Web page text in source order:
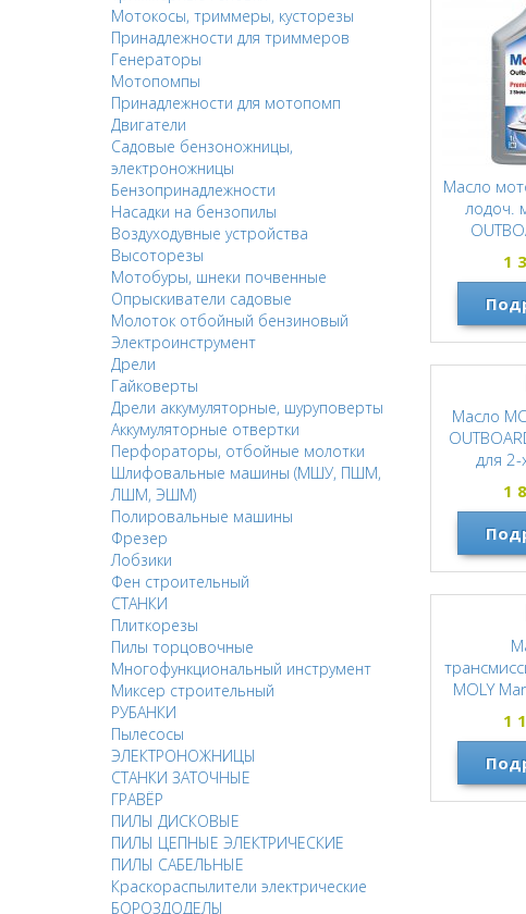
Мотокосы, триммеры, кусторезы
Принадлежности для триммеров
Генераторы
Мотопомпы
Принадлежности для мотопомп
Двигатели
Садовые бензоножницы,
электроножницы
Бензопринадлежности
Насадки на бензопилы
Воздуходувные устройства
Высоторезы
Мотобуры, шнеки почвенные
Опрыскиватели садовые
Молоток отбойный бензиновый
Электроинструмент
Дрели
Гайковерты
Дрели аккумуляторные, шуруповерты
Аккумуляторные отвертки
Перфораторы, отбойные молотки
Шлифовальные машины (МШУ, ПШМ,
ЛШМ, ЭШМ)
Полировальные машины
Фрезер
Лобзики
Фен строительный
СТАНКИ
Плиткорезы
Пилы торцовочные
Многофункциональный инструмент
Миксер строительный
РУБАНКИ
Пылесосы
ЭЛЕКТРОНОЖНИЦЫ
СТАНКИ ЗАТОЧНЫЕ
ГРАВЁР
ПИЛЫ ДИСКОВЫЕ
ПИЛЫ ЦЕПНЫЕ ЭЛЕКТРИЧЕСКИЕ
ПИЛЫ САБЕЛЬНЫЕ
Краскораспылители электрические
БОРОЗДОДЕЛЫ
Масло
лодоч.
1
Масло
для 2-
1
MOLY
SAE
1